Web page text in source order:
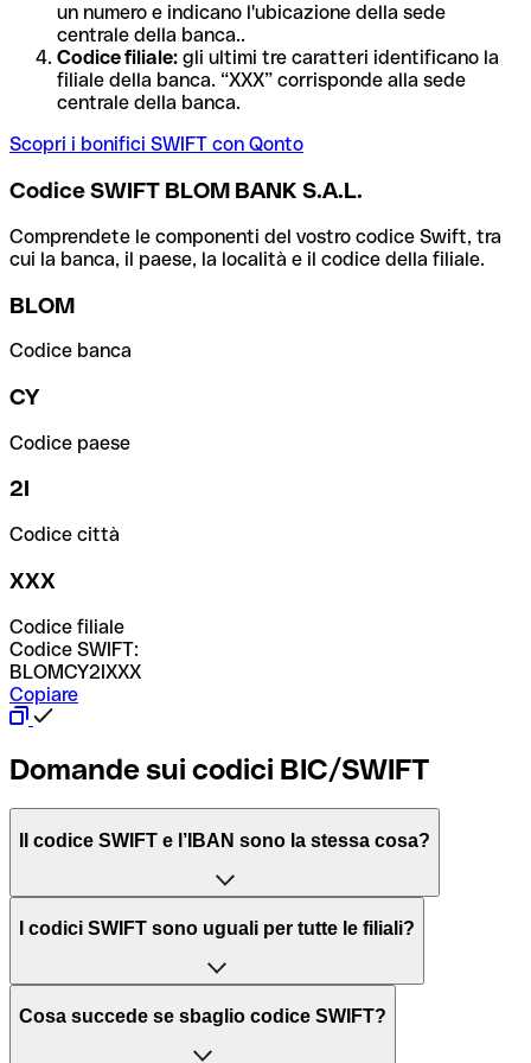
un numero e indicano l'ubicazione della sede
centrale della banca..
Codice filiale: gli ultimi tre caratteri identificano la
filiale della banca. “XXX” corrisponde alla sede
centrale della banca.
Scopri i bonifici SWIFT con Qonto
Codice SWIFT BLOM BANK S.A.L.
Comprendete le componenti del vostro codice Swift, tra
cui la banca, il paese, la località e il codice della filiale.
BLOM
Codice banca
CY
Codice paese
2I
Codice città
XXX
Codice filiale
Codice SWIFT:
BLOMCY2IXXX
Copiare
Domande sui codici BIC/SWIFT
Il codice SWIFT e l’IBAN sono la stessa cosa?
L'acronimo SWIFT sta per “Society for Worldwide
per l’elaborazione dei pagamenti tra diversi Paesi.
Il BIC, invece, sta per “Bank Identifier Code” ed è una
I codici SWIFT sono uguali per tutte le filiali?
Dipende dalle banche. In alcuni casi le banche utilizzano
Cosa succede se sbaglio codice SWIFT?